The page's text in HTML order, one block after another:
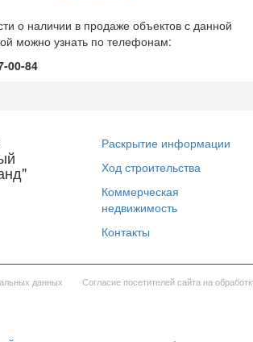
о наличии в продаже объектов с данной
можно узнать по телефонам:
00-84
Раскрытие информации
Ход строительства
Коммерческая
недвижимость
Контакты
данных Согласие посетителей сайта на